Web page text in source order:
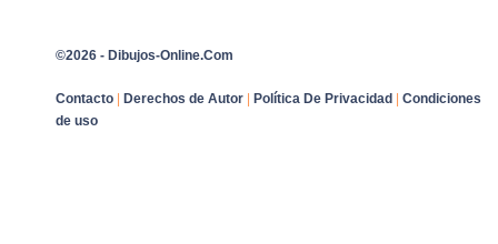
©2026 - Dibujos-Online.Com
Contacto | Derechos de Autor | Política De Privacidad | Condiciones
de uso